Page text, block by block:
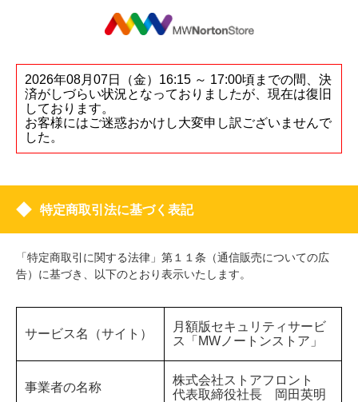
2026年08月07日（金）16:15 ～ 17:00頃までの間、決
済がしづらい状況となっておりましたが、現在は復旧
しております。
お客様にはご迷惑おかけし大変申し訳ございませんで
した。
特定商取引法に基づく表記
「特定商取引に関する法律」第１１条（通信販売についての広
告）に基づき、以下のとおり表示いたします。
サービス名（サイト）
月額版セキュリティサービ
ス「MWノートンストア」
事業者の名称
株式会社ストアフロント
代表取締役社長 岡田英明